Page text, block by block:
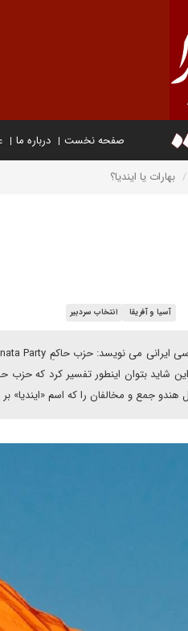
صفحه نخست درباره ما
بهارات یا ایندیا؟
آسیا و آفریقا انتخاب سردبیر
شاید بتوان اینطور تفسیر کرد که